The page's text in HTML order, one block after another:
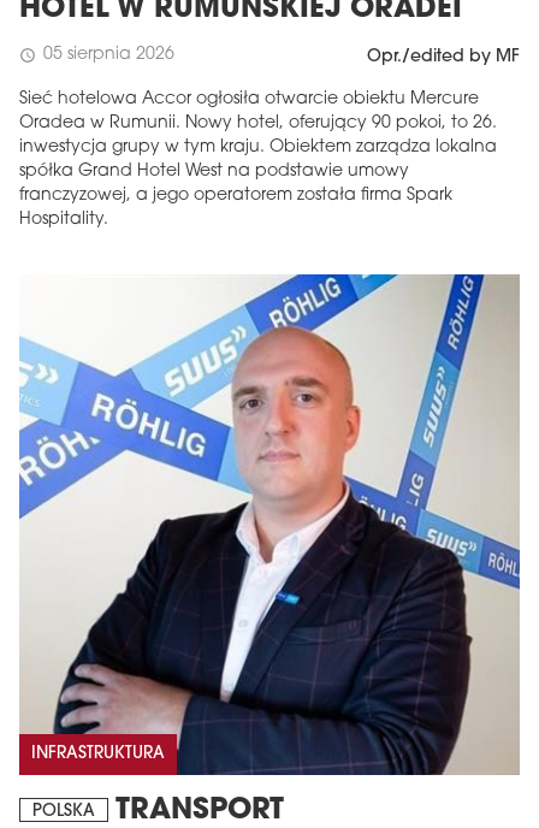
HOTEL W RUMUŃSKIEJ ORADEI
schedule 05 sierpnia 2026 Opr./edited by MF
Sieć hotelowa Accor ogłosiła otwarcie obiektu Mercure
Oradea w Rumunii. Nowy hotel, oferujący 90 pokoi, to 26.
inwestycja grupy w tym kraju. Obiektem zarządza lokalna
spółka Grand Hotel West na podstawie umowy
franczyzowej, a jego operatorem została firma Spark
Hospitality.
INFRASTRUKTURA
POLSKA
TRANSPORT